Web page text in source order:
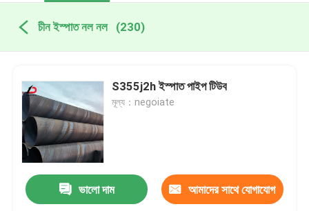
চীন ইস্পাত নল নল (230)
S355j2h ইস্পাত পাইপ টিউব
মূল্য：negoiate
ভালো দাম আমাদের সাথে যোগাযোগ